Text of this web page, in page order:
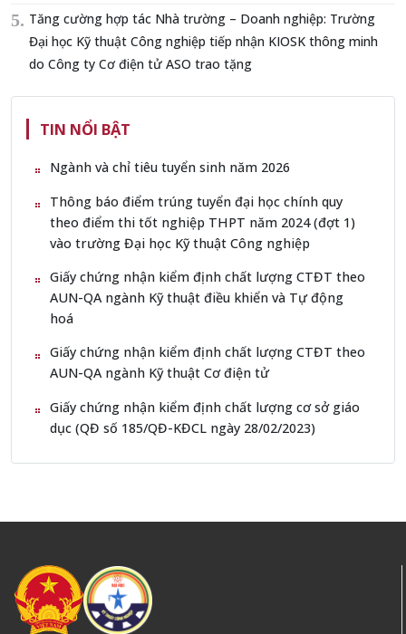
Tăng cường hợp tác Nhà trường – Doanh nghiệp: Trường
Đại học Kỹ thuật Công nghiệp tiếp nhận KIOSK thông minh
do Công ty Cơ điện tử ASO trao tặng
TIN NỔI BẬT
Ngành và chỉ tiêu tuyển sinh năm 2026
Thông báo điểm trúng tuyển đại học chính quy
theo điểm thi tốt nghiệp THPT năm 2024 (đợt 1)
vào trường Đại học Kỹ thuật Công nghiệp
Giấy chứng nhận kiểm định chất lượng CTĐT theo
AUN-QA ngành Kỹ thuật điều khiển và Tự động
hoá
Giấy chứng nhận kiểm định chất lượng CTĐT theo
AUN-QA ngành Kỹ thuật Cơ điện tử
Giấy chứng nhận kiểm định chất lượng cơ sở giáo
dục (QĐ số 185/QĐ-KĐCL ngày 28/02/2023)